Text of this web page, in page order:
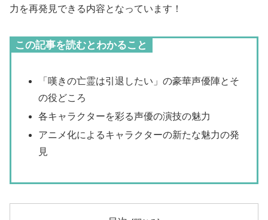
力を再発見できる内容となっています！
この記事を読むとわかること
「嘆きの亡霊は引退したい」の豪華声優陣とそ
の役どころ
各キャラクターを彩る声優の演技の魅力
アニメ化によるキャラクターの新たな魅力の発
見